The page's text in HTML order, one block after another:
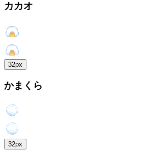
カカオ
32px
かまくら
32px